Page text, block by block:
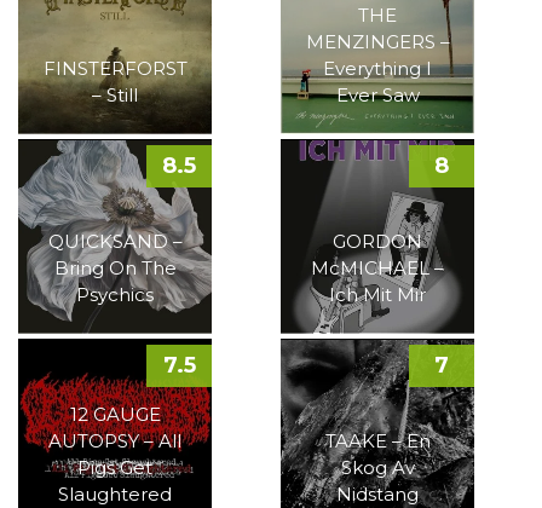
FINSTERFORST
– Still
THE
MENZINGERS –
Everything I
Ever Saw
QUICKSAND –
Bring On The
Psychics
8.5
GORDON
McMICHAEL –
Ich Mit Mir
8
12 GAUGE
AUTOPSY – All
Pigs Get
Slaughtered
7.5
TAAKE – En
Skog Av
Nidstang
7